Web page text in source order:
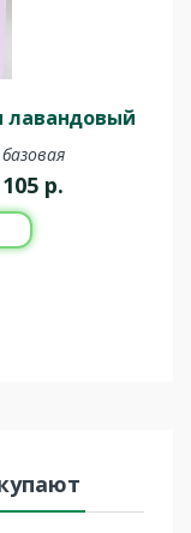
лавандовый
базовая
105 р.